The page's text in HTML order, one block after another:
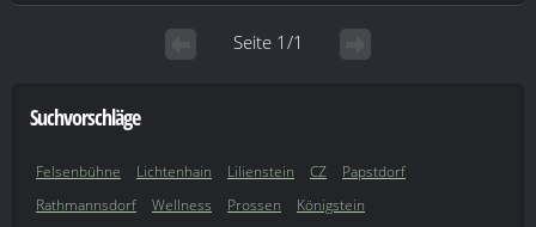
Seite 1/1
Suchvorschläge
Felsenbühne Lichtenhain Lilienstein CZ
Papstdorf
Rathmannsdorf
Wellness Prossen
Königstein